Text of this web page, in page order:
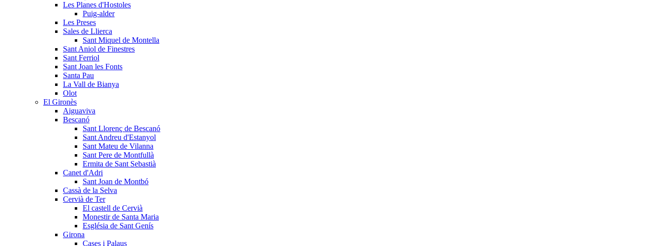
Les Planes d'Hostoles
Puig-alder
Les Preses
Sales de Llierca
Sant Miquel de Montella
Sant Aniol de Finestres
Sant Ferriol
Sant Joan les Fonts
Santa Pau
La Vall de Bianya
Olot
El Gironès
Aiguaviva
Bescanó
Sant Llorenç de Bescanó
Sant Andreu d'Estanyol
Sant Mateu de Vilanna
Sant Pere de Montfullà
Ermita de Sant Sebastià
Canet d'Adri
Sant Joan de Montbó
Cassà de la Selva
Cervià de Ter
El castell de Cervià
Monestir de Santa Maria
Església de Sant Genís
Girona
Cases i Palaus